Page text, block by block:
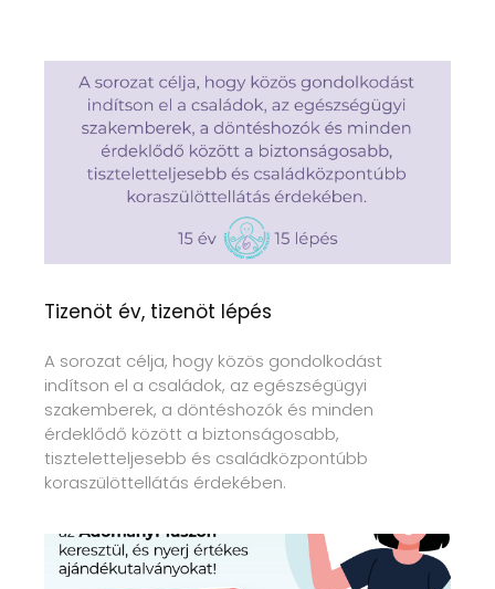
Tizenöt év, tizenöt lépés
A sorozat célja, hogy közös gondolkodást
indítson el a családok, az egészségügyi
szakemberek, a döntéshozók és minden
érdeklődő között a biztonságosabb,
tiszteletteljesebb és családközpontúbb
koraszülöttellátás érdekében.